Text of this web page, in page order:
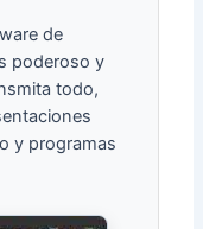
de
poderoso y
todo,
y programas